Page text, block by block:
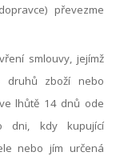
převezme
smlouvy, jejímž
druhů zboží nebo
lhůtě 14 dnů ode
dni, kdy kupující
nebo jím určená